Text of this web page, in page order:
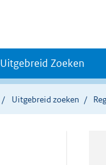
Uitgebreid Zoeken
Uitgebreid zoeken